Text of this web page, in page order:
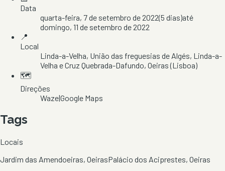
Data
quarta-feira, 7 de setembro de 2022(5 dias)até
domingo, 11 de setembro de 2022
📍
Local
Linda-a-Velha, União das freguesias de Algés, Linda-a-
Velha e Cruz Quebrada-Dafundo, Oeiras(Lisboa)
🗺️
Direções
Waze|Google Maps
Tags
Locais
Jardim das Amendoeiras, OeirasPalácio dos Aciprestes, Oeiras